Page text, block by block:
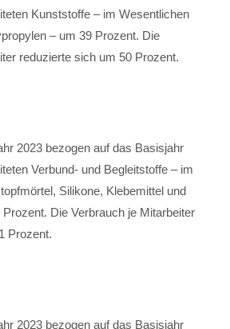
Kunststoffe – im Wesentlichen
– um 39 Prozent. Die
reduzierte sich um 50 Prozent.
2023 bezogen auf das Basisjahr
Verbund- und Begleitstoffe – im
Silikone, Klebemittel und
Die Verbrauch je Mitarbeiter
Prozent.
2023 bezogen auf das Basisjahr